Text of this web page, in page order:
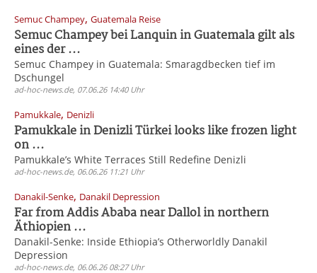
Semuc Champey, Guatemala Reise
Semuc Champey bei Lanquin in Guatemala gilt als
eines der ...
Semuc Champey in Guatemala: Smaragdbecken tief im
Dschungel
ad-hoc-news.de, 07.06.26 14:40 Uhr
Pamukkale, Denizli
Pamukkale in Denizli Türkei looks like frozen light
on ...
Pamukkale’s White Terraces Still Redefine Denizli
ad-hoc-news.de, 06.06.26 11:21 Uhr
Danakil-Senke, Danakil Depression
Far from Addis Ababa near Dallol in northern
Äthiopien ...
Danakil-Senke: Inside Ethiopia’s Otherworldly Danakil
Depression
ad-hoc-news.de, 06.06.26 08:27 Uhr